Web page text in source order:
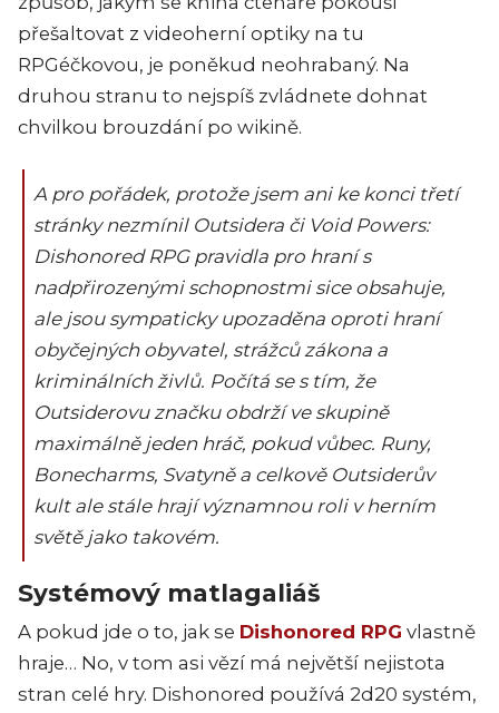
přešaltovat z videoherní optiky na tu
RPGéčkovou, je poněkud neohrabaný. Na
druhou stranu to nejspíš zvládnete dohnat
chvilkou brouzdání po wikině.
A pro pořádek, protože jsem ani ke konci třetí
stránky nezmínil Outsidera či Void Powers:
Dishonored RPG pravidla pro hraní s
nadpřirozenými schopnostmi sice obsahuje,
ale jsou sympaticky upozaděna oproti hraní
obyčejných obyvatel, strážců zákona a
kriminálních živlů. Počítá se s tím, že
Outsiderovu značku obdrží ve skupině
maximálně jeden hráč, pokud vůbec. Runy,
Bonecharms, Svatyně a celkově Outsiderův
kult ale stále hrají významnou roli v herním
světě jako takovém.
Systémový matlagaliáš
A pokud jde o to, jak se Dishonored RPG vlastně
hraje… No, v tom asi vězí má největší nejistota
stran celé hry. Dishonored používá 2d20 systém,